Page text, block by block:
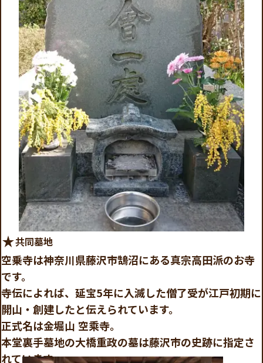
star_rate共同墓地
空乗寺は神奈川県藤沢市鵠沼にある真宗高田派のお寺
です。
寺伝によれば、延宝5年に入滅した僧了受が江戸初期に
開山・創建したと伝えられています。
正式名は金堀山 空乘寺。
本堂裏手墓地の大橋重政の墓は藤沢市の史跡に指定さ
れています。